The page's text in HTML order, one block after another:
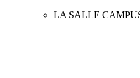
LA SALLE